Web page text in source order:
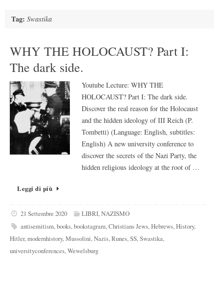
Tag: Swastika
WHY THE HOLOCAUST? Part I:
The dark side.
Youtube Lecture: WHY THE
HOLOCAUST? Part I: The dark side.
Discover the real reason for the Holocaust
and the hidden ideology of III Reich (P.
Tombetti) (Language: English, subtitles:
English) A new university conference to
discover the secrets of the Nazi Party, the
hidden religious ideology at the root of …
Leggi di più
21 Settembre 2020 LIBRI,NAZISMO
antisemitism,books,bookstagram,Christians Jews,Hebrews,History,
Hitler,modernhistory,Mussolini,Nazis,Runes,SS,Swastika,
universityconferences,Wewelsburg